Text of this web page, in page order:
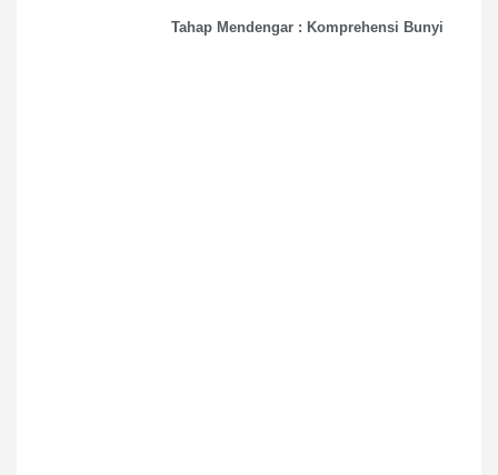
Tahap Mendengar : Komprehensi Bunyi